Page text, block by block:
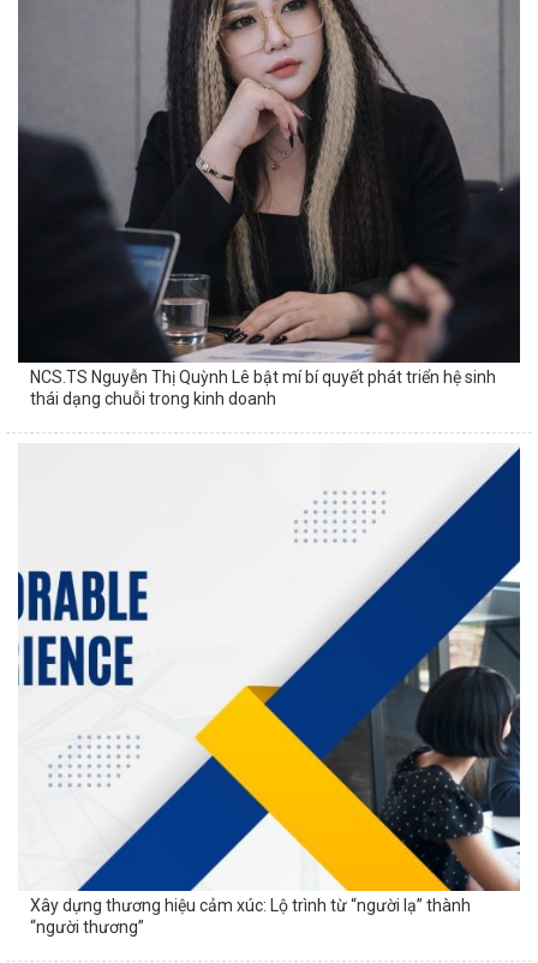
NCS.TS Nguyễn Thị Quỳnh Lê bật mí bí quyết phát triển hệ sinh
thái dạng chuỗi trong kinh doanh
Xây dựng thương hiệu cảm xúc: Lộ trình từ “người lạ” thành
“người thương”